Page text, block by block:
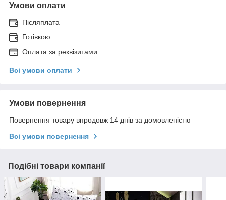
Умови оплати
Післяплата
Готівкою
Оплата за реквізитами
Всі умови оплати
Умови повернення
Повернення товару впродовж 14 днів за домовленістю
Всі умови повернення
Подібні товари компанії